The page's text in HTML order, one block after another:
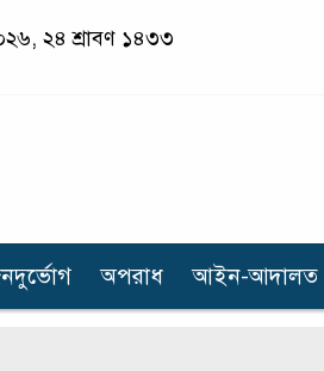
২৪ শ্রাবণ ১৪৩৩
অপরাধ আইন-আদালত